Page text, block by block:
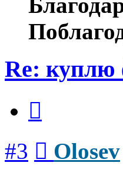
Re: куплю
#3 Olosev